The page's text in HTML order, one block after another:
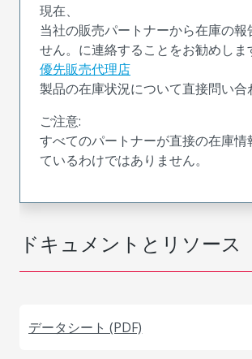
ドキュメントとリソース
データシート (PDF)
現在、
当社の販売パートナーから在庫の報
せん。に連絡することをお勧めしま
優先販売代理店
製品の在庫状況について直接問い合
ご注意:
すべてのパートナーが直接の在庫情
ているわけではありません。